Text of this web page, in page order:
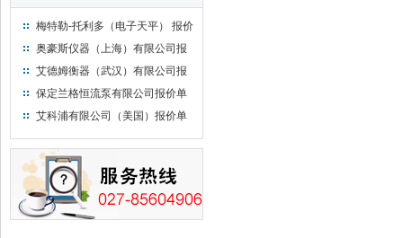
梅特勒-托利多（电子天平） 报价
单
奥豪斯仪器（上海）有限公司报
价单
艾德姆衡器（武汉）有限公司报
价单
保定兰格恒流泵有限公司报价单
艾科浦有限公司（美国）报价单